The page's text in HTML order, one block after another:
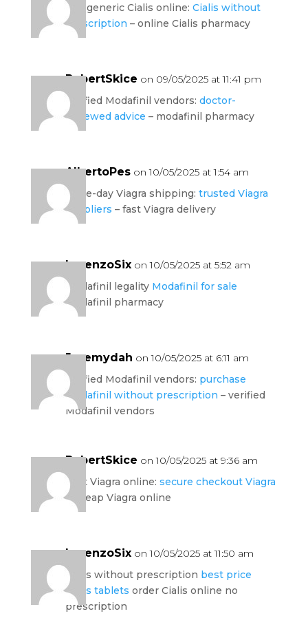
buy generic Cialis online: Cialis without
prescription – online Cialis pharmacy
RobertSkice on 09/05/2025 at 11:41 pm
verified Modafinil vendors: doctor-
reviewed advice – modafinil pharmacy
AlbertoPes on 10/05/2025 at 1:54 am
same-day Viagra shipping: trusted Viagra
suppliers – fast Viagra delivery
LorenzoSix on 10/05/2025 at 5:52 am
modafinil legality Modafinil for sale
modafinil pharmacy
Jeremydah on 10/05/2025 at 6:11 am
verified Modafinil vendors: purchase
Modafinil without prescription – verified
Modafinil vendors
RobertSkice on 10/05/2025 at 9:36 am
legit Viagra online: secure checkout Viagra
– cheap Viagra online
LorenzoSix on 10/05/2025 at 11:50 am
Cialis without prescription best price
Cialis tablets order Cialis online no
prescription